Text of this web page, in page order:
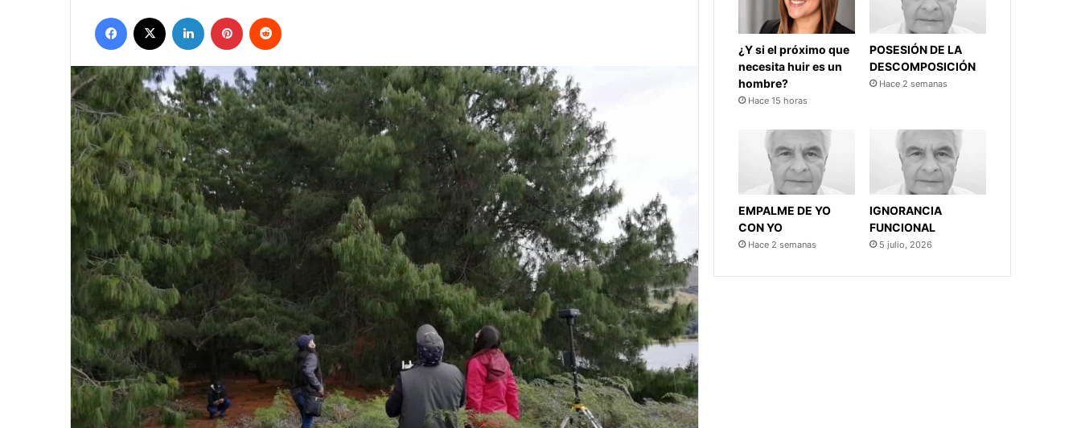
Facebook LinkedIn Pinterest
¿Y si el próximo que
necesita huir es un
hombre?
Hace 15 horas
POSESIÓN DE LA
DESCOMPOSICIÓN
Hace 2 semanas
EMPALME DE YO
CON YO
Hace 2 semanas
IGNORANCIA
FUNCIONAL
5 julio, 2026